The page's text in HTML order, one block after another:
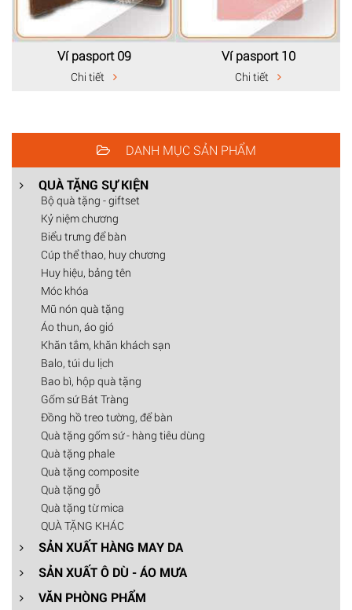
Ví pasport 09
Chi tiết
Ví pasport 10
Chi tiết
DANH MỤC SẢN PHẨM
QUÀ TẶNG SỰ KIỆN
Bộ quà tặng - giftset
Kỷ niệm chương
Biểu trưng để bàn
Cúp thể thao, huy chương
Huy hiệu, bảng tên
Móc khóa
Mũ nón quà tặng
Áo thun, áo gió
Khăn tắm, khăn khách sạn
Balo, túi du lịch
Bao bì, hộp quà tặng
Gốm sứ Bát Tràng
Đồng hồ treo tường, để bàn
Quà tặng gốm sứ - hàng tiêu dùng
Quà tặng phale
Quà tặng composite
Quà tặng gỗ
Quà tặng từ mica
QUÀ TẶNG KHÁC
SẢN XUẤT HÀNG MAY DA
SẢN XUẤT Ô DÙ - ÁO MƯA
VĂN PHÒNG PHẨM